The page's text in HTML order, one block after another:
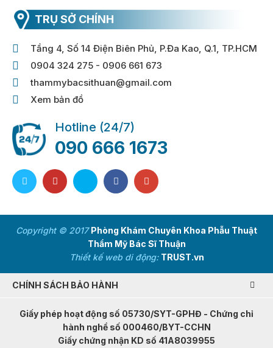
TRỤ SỞ CHÍNH
Tầng 4, Số 14 Điện Biên Phủ, P.Đa Kao, Q.1, TP.HCM
0904 324 275 - 0906 661 673
thammybacsithuan@gmail.com
Xem bản đồ
Hotline (24/7)
090 666 1673
Copyright © 2017Phòng Khám Chuyên Khoa Phẫu Thuật
Thẩm Mỹ Bác Sĩ Thuận
Thiết kế web di động: TRUST.vn
CHÍNH SÁCH BẢO HÀNH
Giấy phép hoạt động số 05730/SYT-GPHĐ - Chứng chỉ
hành nghề số 000460/BYT-CCHN
Giấy chứng nhận KD số 41A8039955